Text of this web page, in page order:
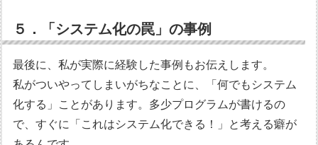
５．「システム化の罠」の事例
最後に、私が実際に経験した事例もお伝えします。
私がついやってしまいがちなことに、「何でもシステム
化する」ことがあります。多少プログラムが書けるの
で、すぐに「これはシステム化できる！」と考える癖が